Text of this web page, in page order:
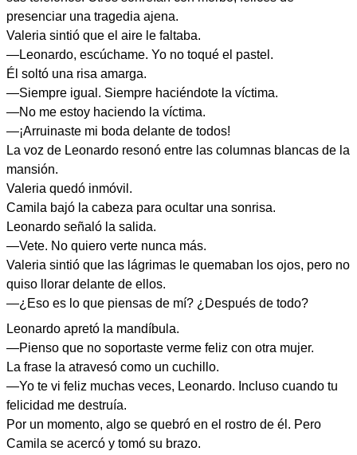
presenciar una tragedia ajena.
Valeria sintió que el aire le faltaba.
—Leonardo, escúchame. Yo no toqué el pastel.
Él soltó una risa amarga.
—Siempre igual. Siempre haciéndote la víctima.
—No me estoy haciendo la víctima.
—¡Arruinaste mi boda delante de todos!
La voz de Leonardo resonó entre las columnas blancas de la
mansión.
Valeria quedó inmóvil.
Camila bajó la cabeza para ocultar una sonrisa.
Leonardo señaló la salida.
—Vete. No quiero verte nunca más.
Valeria sintió que las lágrimas le quemaban los ojos, pero no
quiso llorar delante de ellos.
—¿Eso es lo que piensas de mí? ¿Después de todo?
Leonardo apretó la mandíbula.
—Pienso que no soportaste verme feliz con otra mujer.
La frase la atravesó como un cuchillo.
—Yo te vi feliz muchas veces, Leonardo. Incluso cuando tu
felicidad me destruía.
Por un momento, algo se quebró en el rostro de él. Pero
Camila se acercó y tomó su brazo.